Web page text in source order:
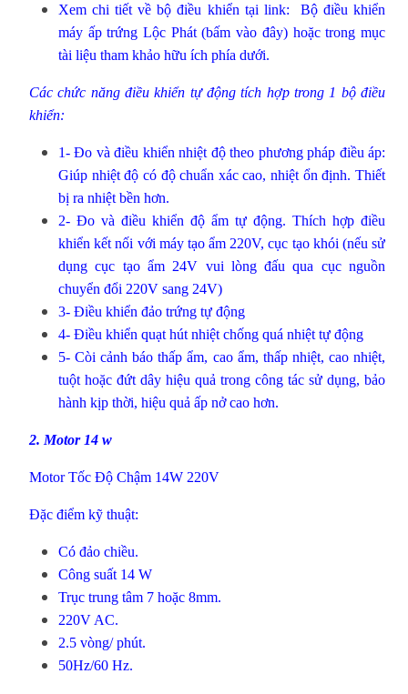
Xem chi tiết về bộ điều khiển tại link: Bộ điều khiển
máy ấp trứng Lộc Phát (bấm vào đây)hoặc trong mục
tài liệu tham khảo hữu ích phía dưới.
Các chức năng điều khiển tự động tích hợp trong 1 bộ điều
khiển:
1- Đo và điều khiển nhiệt độ theo phương pháp điều áp:
Giúp nhiệt độ có độ chuẩn xác cao, nhiệt ổn định. Thiết
bị ra nhiệt bền hơn.
2- Đo và điều khiển độ ẩm tự động. Thích hợp điều
khiển kết nối với máy tạo ẩm 220V, cục tạo khói (nếu sử
dụng cục tạo ẩm 24V vui lòng đấu qua cục nguồn
chuyển đổi 220V sang 24V)
3- Điều khiển đảo trứng tự động
4- Điều khiển quạt hút nhiệt chống quá nhiệt tự động
5- Còi cảnh báo thấp ẩm, cao ẩm, thấp nhiệt, cao nhiệt,
tuột hoặc đứt dây hiệu quả trong công tác sử dụng, bảo
hành kịp thời, hiệu quả ấp nở cao hơn.
2. Motor 14 w
Motor Tốc Độ Chậm 14W 220V
Đặc điểm kỹ thuật:
Có đảo chiều.
Công suất 14 W
Trục trung tâm 7 hoặc 8mm.
220V AC.
2.5 vòng/ phút.
50Hz/60 Hz.